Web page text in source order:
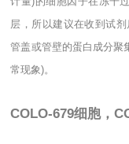
层，所以建议在收到试
管盖或管壁的蛋白成分聚
常现象)。
COLO-679细胞，